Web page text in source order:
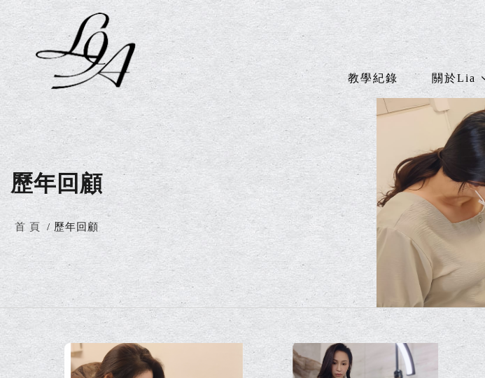
教學紀錄 關於Lia
歷年回顧
首 頁 歷年回顧